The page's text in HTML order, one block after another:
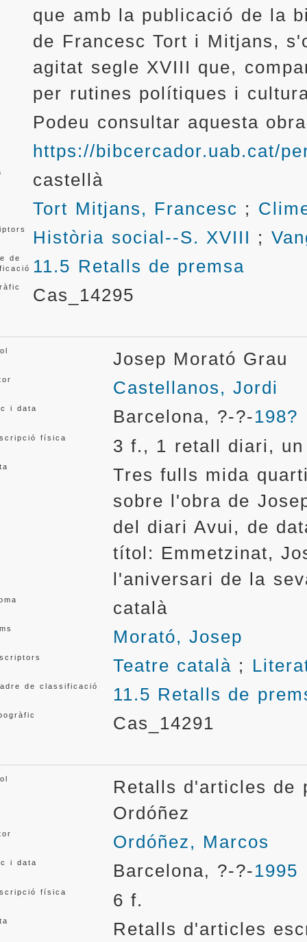
que amb la publicació de la
de Francesc Tort i Mitjans,
agitat segle XVIII que,
per rutines polítiques i
Podeu consultar aquesta
https://bibcercador.uab.cat/
castellà
Tort Mitjans, Francesc ;
Història social--S. XVIII ;
de
11.5 Retalls de premsa
Cas_14295
Josep Morató Grau
Castellanos, Jordi
i data Barcelona, ?-?-198?
física 3 f., 1 retall diari, un
Tres fulls mida
sobre l'obra de
del diari Avui, de
títol: Emmetzinat,
l'aniversari de la
català
Morató, Josep
Teatre català ;
de classificació 11.5 Retalls de
Cas_14291
Retalls d'articles de
Ordóñez
Ordóñez, Marcos
i data Barcelona, ?-?-1995
física 6 f.
Retalls d'articles